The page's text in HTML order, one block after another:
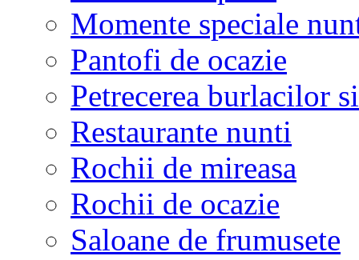
Momente speciale
Pantofi de ocazie
Petrecerea burlacilor
Restaurante nunti
Rochii de mireasa
Rochii de ocazie
Saloane de frumusete